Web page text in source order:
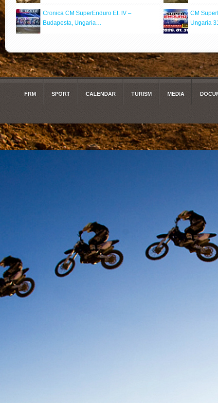
Cronica CM SuperEnduro Et. IV –
Budapesta, Ungaria…
CM
Ungaria
FRM SPORT CALENDAR TURISM MEDIA